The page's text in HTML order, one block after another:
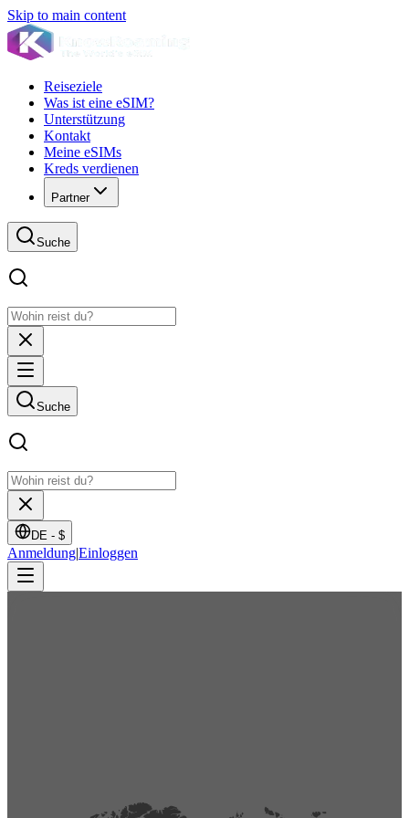
Skip to main content
Reiseziele
Was ist eine eSIM?
Unterstützung
Kontakt
Meine eSIMs
Kreds verdienen
Partner
Suche
Suche
DE - $
Anmeldung|Einloggen